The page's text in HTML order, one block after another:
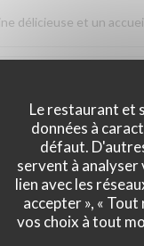
Le restaurant et
données à
défaut.
servent à
lien avec les
accepter », «
vos choix à tout
délicieuse et un
8
au top ! On ne
9